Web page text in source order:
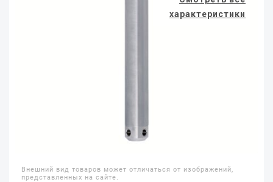
характеристики
Внешний вид товаров может отличаться от изображений,
представленных на сайте.